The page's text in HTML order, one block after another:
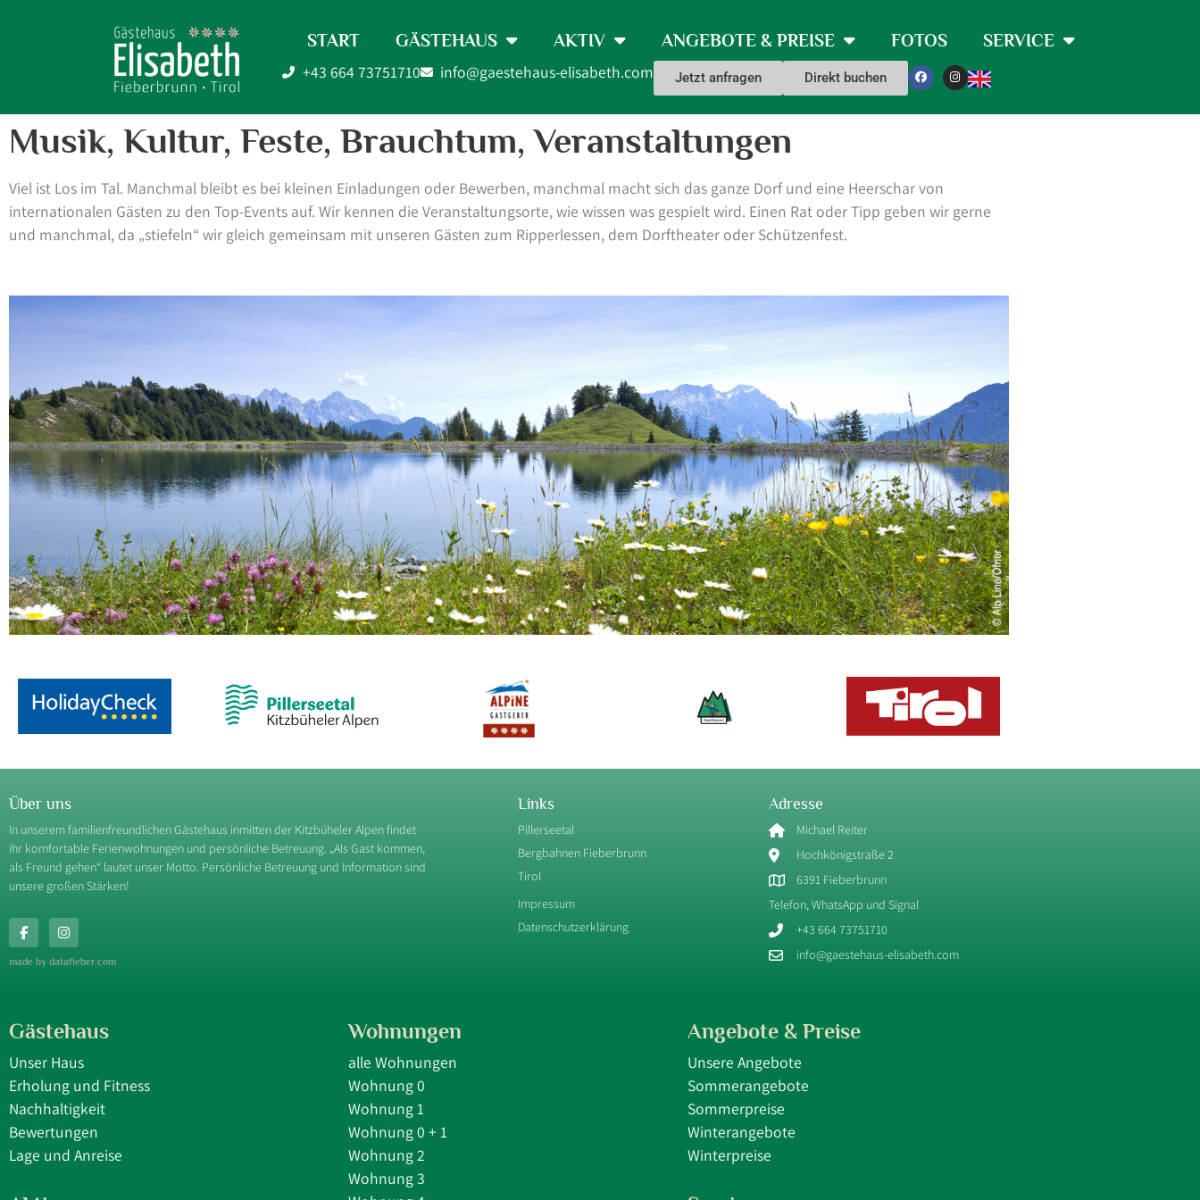
START GÄSTEHAUS AKTIV ANGEBOTE & PREISE FOTOS SERVICE
+43 664 73751710 info@gaestehaus-elisabeth.com Jetzt anfragen Direkt buchen
Musik, Kultur, Feste, Brauchtum, Veranstaltungen
Viel ist Los im Tal. Manchmal bleibt es bei kleinen Einladungen oder Bewerben, manchmal macht sich das ganze Dorf und eine Heerschar von
internationalen Gästen zu den Top-Events auf. Wir kennen die Veranstaltungsorte, wie wissen was gespielt wird. Einen Rat oder Tipp geben wir gerne
und manchmal, da „stiefeln“ wir gleich gemeinsam mit unseren Gästen zum Ripperlessen, dem Dorftheater oder Schützenfest.
Über uns
In unserem familienfreundlichen Gästehaus inmitten der Kitzbüheler Alpen findet
ihr komfortable Ferienwohnungen und persönliche Betreuung. „Als Gast kommen,
als Freund gehen“ lautet unser Motto. Persönliche Betreuung und Information sind
unsere großen Stärken!
made by datafieber.com
Links
Pillerseetal
Bergbahnen Fieberbrunn
Tirol
Impressum
Datenschutzerklärung
Adresse
Michael Reiter
Hochkönigstraße 2
6391 Fieberbrunn
Telefon, WhatsApp und Signal
+43 664 73751710
info@gaestehaus-elisabeth.com
Gästehaus
Unser Haus
Erholung und Fitness
Nachhaltigkeit
Bewertungen
Lage und Anreise
Wohnungen
alle Wohnungen
Wohnung 0
Wohnung 1
Wohnung 0 + 1
Wohnung 2
Wohnung 3
Angebote & Preise
Unsere Angebote
Sommerangebote
Sommerpreise
Winterangebote
Winterpreise